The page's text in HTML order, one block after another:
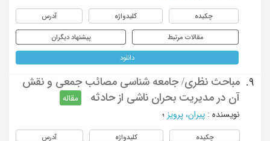
چکیده کلیدواژه آدرس
مقالات مرتبط پیشنهاد دیگران
دانلود
9.
مباحث نظری/ جامعه شناسی مصائب جمعی و نقش
آن در مدیریت بحران ناشی از حادثه
مقاله
نویسنده : پیران، پرویز ؛
چکیده کلیدواژه آدرس